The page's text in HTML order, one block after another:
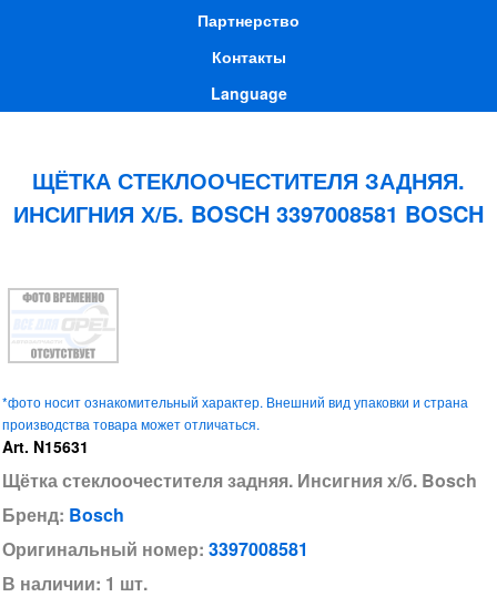
Партнерство
Контакты
Language
ЩЁТКА СТЕКЛООЧЕСТИТЕЛЯ ЗАДНЯЯ.
ИНСИГНИЯ Х/Б. BOSCH 3397008581 BOSCH
*фото носит ознакомительный характер. Внешний вид упаковки и страна
производства товара может отличаться.
Art. N15631
Щётка стеклоочестителя задняя. Инсигния х/б. Bosch
Бренд: Bosch
Оригинальный номер: 3397008581
В наличии: 1 шт.